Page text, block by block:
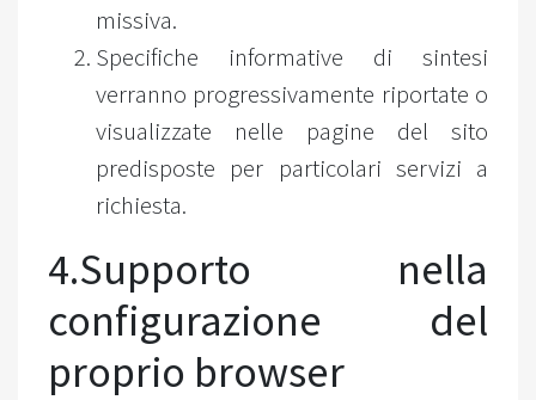
missiva.
Specifiche informative di sintesi
verranno progressivamente riportate o
visualizzate nelle pagine del sito
predisposte per particolari servizi a
richiesta.
4.Supporto nella
configurazione del
proprio browser